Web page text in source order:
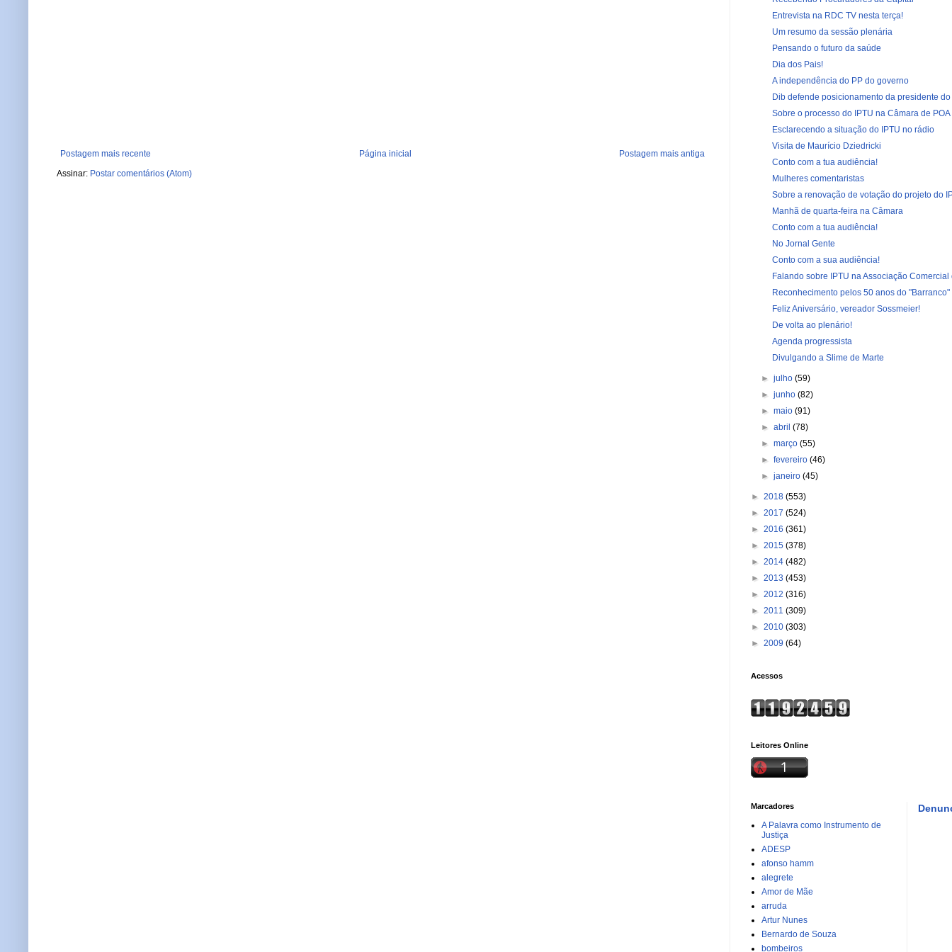
Postagem mais recente Postagem mais antiga
Página inicial
Assinar: Postar comentários (Atom)
Entrevista na RDC TV nesta terça!
Um resumo da sessão plenária
Pensando o futuro da saúde
Dia dos Pais!
A independência do PP do governo
Dib defende posicionamento da presidente
Sobre o processo do IPTU na Câmara de POA
Esclarecendo a situação do IPTU no rádio
Visita de Maurício Dziedricki
Conto com a tua audiência!
Mulheres comentaristas
Sobre a renovação de votação do projeto do
Manhã de quarta-feira na Câmara
Conto com a tua audiência!
No Jornal Gente
Conto com a sua audiência!
Falando sobre IPTU na Associação Comercial
Reconhecimento pelos 50 anos do "Barranco"
Feliz Aniversário, vereador Sossmeier!
De volta ao plenário!
Agenda progressista
Divulgando a Slime de Marte
►julho(59)
►junho(82)
►maio(91)
►abril(78)
►março(55)
►fevereiro(46)
►janeiro(45)
► 2018 (553)
► 2017 (524)
► 2016 (361)
► 2015 (378)
► 2014 (482)
► 2013 (453)
► 2012 (316)
► 2011 (309)
► 2010 (303)
► 2009 (64)
Acessos
Leitores Online
Marcadores
A Palavra como Instrumento de
Justiça
ADESP
afonso hamm
alegrete
Amor de Mãe
arruda
Artur Nunes
Bernardo de Souza
bombeiros